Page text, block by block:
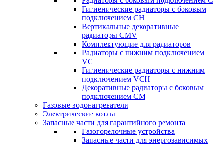
Гигиенические радиаторы c боковым
подключением CH
Вертикальные декоративные
радиаторы CMV
Комплектующие для радиаторов
Радиаторы c нижним подключением
VC
Гигиенические радиаторы c нижним
подключением VCH
Декоративные радиаторы с боковым
подключением CM
Газовые водонагреватели
Электрические котлы
Запасные части для гарантийного ремонта
Газогорелочные устройства
Запасные части для энергозависимых